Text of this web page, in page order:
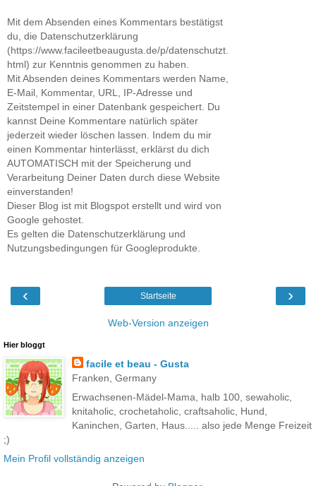
Mit dem Absenden eines Kommentars bestätigst
du, die Datenschutzerklärung
(https://www.facileetbeaugusta.de/p/datenschutzt.
html) zur Kenntnis genommen zu haben.
Mit Absenden deines Kommentars werden Name,
E-Mail, Kommentar, URL, IP-Adresse und
Zeitstempel in einer Datenbank gespeichert. Du
kannst Deine Kommentare natürlich später
jederzeit wieder löschen lassen. Indem du mir
einen Kommentar hinterlässt, erklärst du dich
AUTOMATISCH mit der Speicherung und
Verarbeitung Deiner Daten durch diese Website
einverstanden!
Dieser Blog ist mit Blogspot erstellt und wird von
Google gehostet.
Es gelten die Datenschutzerklärung und
Nutzungsbedingungen für Googleprodukte.
‹ ›
Startseite
Web-Version anzeigen
Hier bloggt
facile et beau - Gusta
Franken, Germany
Erwachsenen-Mädel-Mama, halb 100, sewaholic,
knitaholic, crochetaholic, craftsaholic, Hund,
Kaninchen, Garten, Haus..... also jede Menge Freizeit
;)
Mein Profil vollständig anzeigen